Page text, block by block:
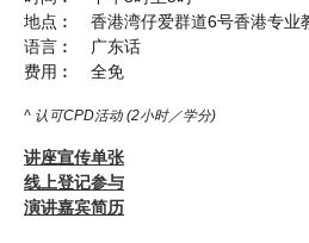
地点︰ 香港湾仔爱群道6号香港专业
语言︰ 广东话
费用︰ 全免
^ 认可CPD活动 (2小时／学分)
讲座宣传单张
线上登记参与
演讲嘉宾简历